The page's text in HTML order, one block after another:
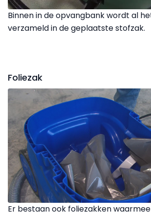
Binnen in de opvangbank wordt al
verzameld in de geplaatste stofzak.
Foliezak
Er bestaan ook foliezakken